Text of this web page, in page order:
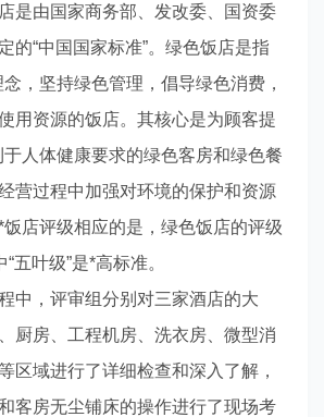
是由国家商务部、发改委、国资委
的“中国国家标准”。绿色饭店是指
，坚持绿色管理，倡导绿色消费，
用资源的饭店。其核心是为顾客提
人体健康要求的绿色客房和绿色餐
营过程中加强对环境的保护和资源
店评级相应的是，绿色饭店的评级
五叶级”是*高标准。
中，评审组分别对三家酒店的大
厨房、工程机房、洗衣房、微型消
区域进行了详细检查和深入了解，
客房无尘铺床的操作进行了现场考